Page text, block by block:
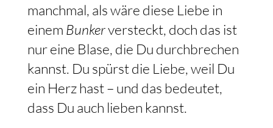
manchmal, als wäre diese Liebe in
einem Bunkerversteckt, doch das ist
nur eine Blase, die Du durchbrechen
kannst. Du spürst die Liebe, weil Du
ein Herz hast – und das bedeutet,
dass Du auch lieben kannst.